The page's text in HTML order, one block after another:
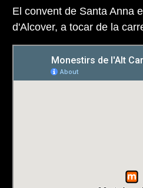
El convent de Santa Anna
d'Alcover, a tocar de la